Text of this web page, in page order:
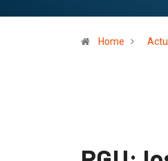
Home